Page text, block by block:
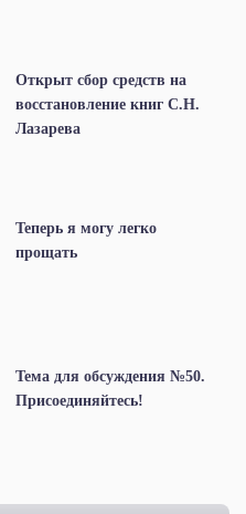
Открыт сбор средств на
восстановление книг С.Н.
Лазарева
Теперь я могу легко
прощать
Тема для обсуждения №50.
Присоединяйтесь!